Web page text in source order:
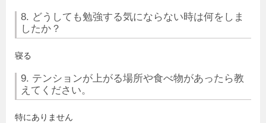
8. どうしても勉強する気にならない時は何をしま
したか？
寝る
9. テンションが上がる場所や食べ物があったら教
えてください。
特にありません